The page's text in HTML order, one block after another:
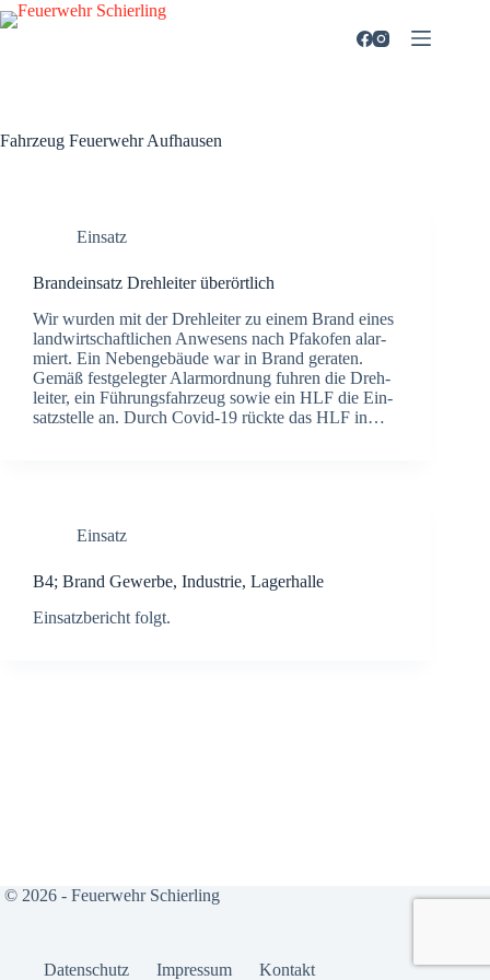
Zum
Inhalt
Fahrzeug Feuerwehr Aufhausen
Einsatz
Brand­ein­satz Dreh­lei­ter über­ört­lich
Wir wur­den mit der Dreh­lei­ter zu einem Brand eines
land­wirt­schaft­li­chen Anwe­sens nach Pfakofen alar­
miert. Ein Neben­ge­bäu­de war in Brand gera­ten.
Gemäß fest­ge­leg­ter Alar­m­ord­nung fuh­ren die Dreh­
lei­ter, ein Füh­rungs­fahr­zeug sowie ein HLF die Ein­
satz­stel­le an. Durch Covid-19 rück­te das HLF in…
Einsatz
B4; Brand Gewer­be, Indus­trie, Lager­hal­le
Ein­satz­be­richt folgt.
© 2026 - Feuerwehr Schierling
Daten­schutz Impres­sum Kon­takt